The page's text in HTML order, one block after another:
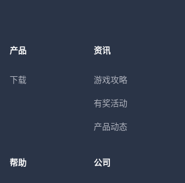
产品
下载
资讯
游戏攻略
有奖活动
产品动态
帮助 公司